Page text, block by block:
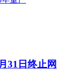
31日终止网